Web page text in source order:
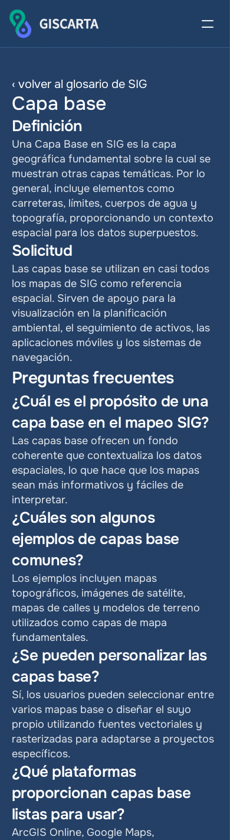
‹ volver al glosario de SIG
Capa base
Definición
Una Capa Base en SIG es la capa
geográfica fundamental sobre la cual se
muestran otras capas temáticas. Por lo
general, incluye elementos como
carreteras, límites, cuerpos de agua y
topografía, proporcionando un contexto
espacial para los datos superpuestos.
Solicitud
Las capas base se utilizan en casi todos
los mapas de SIG como referencia
espacial. Sirven de apoyo para la
visualización en la planificación
ambiental, el seguimiento de activos, las
aplicaciones móviles y los sistemas de
navegación.
Preguntas frecuentes
¿Cuál es el propósito de una
capa base en el mapeo SIG?
Las capas base ofrecen un fondo
coherente que contextualiza los datos
espaciales, lo que hace que los mapas
sean más informativos y fáciles de
interpretar.
¿Cuáles son algunos
ejemplos de capas base
comunes?
Los ejemplos incluyen mapas
topográficos, imágenes de satélite,
mapas de calles y modelos de terreno
utilizados como capas de mapa
fundamentales.
¿Se pueden personalizar las
capas base?
Sí, los usuarios pueden seleccionar entre
varios mapas base o diseñar el suyo
propio utilizando fuentes vectoriales y
rasterizadas para adaptarse a proyectos
específicos.
¿Qué plataformas
proporcionan capas base
listas para usar?
ArcGIS Online, Google Maps,